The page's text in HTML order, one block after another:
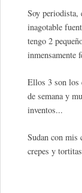
Soy periodista,
inagotable
tengo 2
inmensamente
Ellos 3 son los
de semana y
inventos...
Sudan con
crepes y